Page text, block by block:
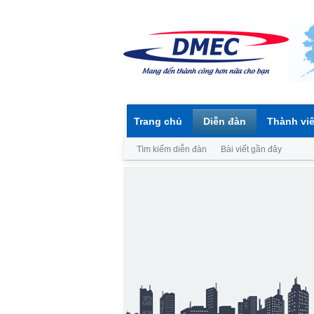
Trang chủ Diễn đàn
Tìm kiếm diễn đàn Bài viết gần đây
Thành